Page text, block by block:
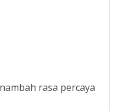
rasa percaya